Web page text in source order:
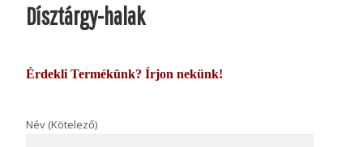
Dísztárgy-halak
Érdekli Termékünk? Írjon nekünk!
Név (Kötelező)